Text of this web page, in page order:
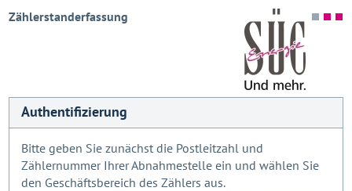
Zählerstanderfassung
Authentifizierung
Bitte geben Sie zunächst die Postleitzahl und
Zählernummer Ihrer Abnahmestelle ein und wählen Sie
den Geschäftsbereich des Zählers aus.